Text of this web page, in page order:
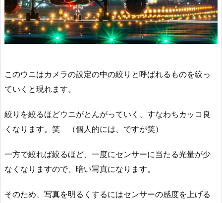
このウニはカメラの設定の中の絞りと呼ばれるものを絞っ
ていくと現れます。
絞りを絞るほどウニがとんがっていく、すなわちカッコ良
くなります。笑 （個人的には、ですが笑）
一方で絞れば絞るほど、一度にセンサーに当たる光量が少
なくなりますので、暗い写真になります。
そのため、写真を明るくするにはセンサーの感度を上げる